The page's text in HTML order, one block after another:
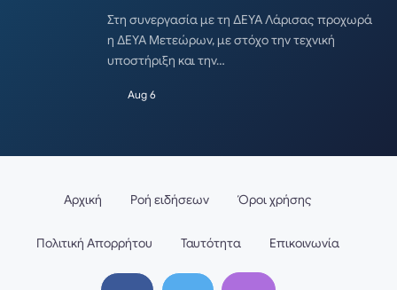
Στη συνεργασία με τη ΔΕΥΑ Λάρισας προχωρά
η ΔΕΥΑ Μετεώρων, με στόχο την τεχνική
υποστήριξη και την…
Aug 6
Αρχική Ροή ειδήσεων Όροι χρήσης
Πολιτική Απορρήτου Ταυτότητα Επικοινωνία